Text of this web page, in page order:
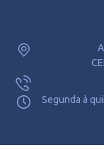
Segunda à